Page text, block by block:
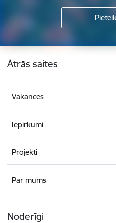
Kājene
Ātrās saites
Vakances
Iepirkumi
Projekti
Par mums
Noderīgi